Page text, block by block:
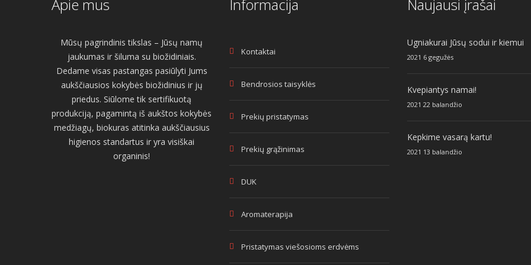
Apie mus
Mūsų pagrindinis tikslas – Jūsų namų
jaukumas ir šiluma su biožidiniais.
Dedame visas pastangas pasiūlyti Jums
aukščiausios kokybės biožidinius ir jų
priedus. Siūlome tik sertifikuotą
produkciją, pagamintą iš aukštos kokybės
medžiagų, biokuras atitinka aukščiausius
higienos standartus ir yra visiškai
organinis!
Informacija
Kontaktai
Bendrosios taisyklės
Prekių pristatymas
Prekių grąžinimas
DUK
Aromaterapija
Pristatymas viešosioms erdvėms
Naujausi įrašai
Ugniakurai Jūsų sodui ir kiemui
2021 6 gegužės
Kvepiantys namai!
2021 22 balandžio
Kepkime vasarą kartu!
2021 13 balandžio